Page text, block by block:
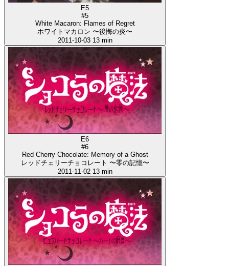
E5
#5
White Macaron: Flames of Regret
ホワイトマカロン 〜後悔の炎〜
2011-10-03 13 min
E6
#6
Red Cherry Chocolate: Memory of a Ghost
レッドチェリーチョコレート 〜零の記憶〜
2011-11-02 13 min